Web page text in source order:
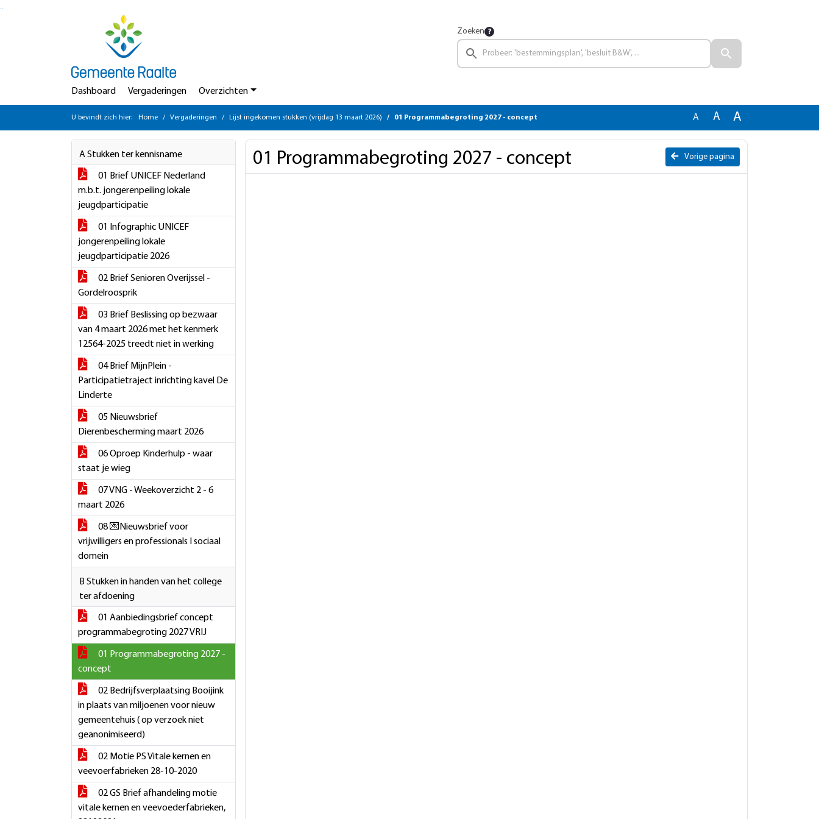
Ga naar de inhoud van deze pagina
Zoeken
Dashboard Vergaderingen Overzichten
U bevindt zich hier: Home Vergaderingen Lijst ingekomen stukken (vrijdag 13 maart 2026) 01 Programmabegroting 2027 - concept A A A
A Stukken ter kennisname
01 Brief UNICEF Nederland
m.b.t. jongerenpeiling lokale
jeugdparticipatie
01 Infographic UNICEF
jongerenpeiling lokale
jeugdparticipatie 2026
02 Brief Senioren Overijssel -
Gordelroosprik
03 Brief Beslissing op bezwaar
van 4 maart 2026 met het kenmerk
12564-2025 treedt niet in werking
04 Brief MijnPlein -
Participatietraject inrichting kavel De
Linderte
05 Nieuwsbrief
Dierenbescherming maart 2026
06 Oproep Kinderhulp - waar
staat je wieg
07 VNG - Weekoverzicht 2 - 6
maart 2026
08 💌Nieuwsbrief voor
vrijwilligers en professionals I sociaal
domein
B Stukken in handen van het college
ter afdoening
01 Aanbiedingsbrief concept
programmabegroting 2027 VRIJ
01 Programmabegroting 2027 -
concept
02 Bedrijfsverplaatsing Booijink
in plaats van miljoenen voor nieuw
gemeentehuis ( op verzoek niet
geanonimiseerd)
02 Motie PS Vitale kernen en
veevoerfabrieken 28-10-2020
02 GS Brief afhandeling motie
vitale kernen en veevoederfabrieken,
Vorige pagina
01 Programmabegroting 2027 - concept